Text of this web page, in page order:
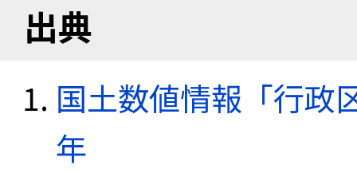
出典
国土数値情報「行政
年